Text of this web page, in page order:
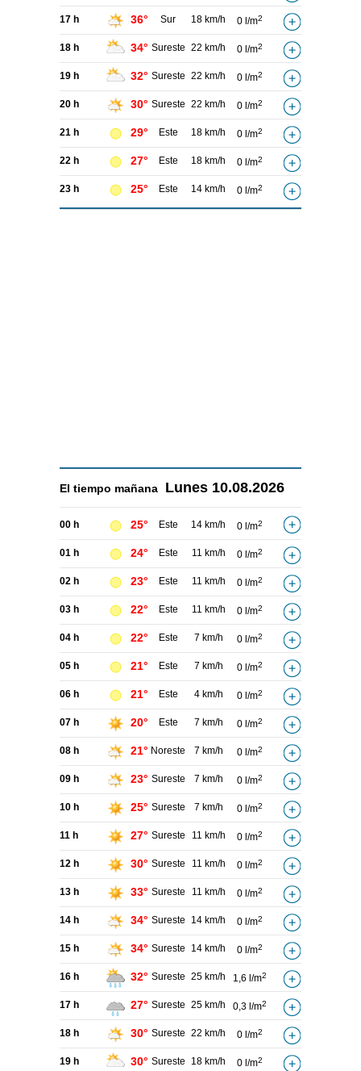
17 h 36° Sur 18 km/h 0 l/m2
18 h 34° Sureste 22 km/h 0 l/m2
19 h 32° Sureste 22 km/h 0 l/m2
20 h 30° Sureste 22 km/h 0 l/m2
21 h 29° Este 18 km/h 0 l/m2
22 h 27° Este 18 km/h 0 l/m2
23 h 25° Este 14 km/h 0 l/m2
El tiempo mañana Lunes 10.08.2026
00 h 25° Este 14 km/h 0 l/m2
01 h 24° Este 11 km/h 0 l/m2
02 h 23° Este 11 km/h 0 l/m2
03 h 22° Este 11 km/h 0 l/m2
04 h 22° Este 7 km/h 0 l/m2
05 h 21° Este 7 km/h 0 l/m2
06 h 21° Este 4 km/h 0 l/m2
07 h 20° Este 7 km/h 0 l/m2
08 h 21° Noreste 7 km/h 0 l/m2
09 h 23° Sureste 7 km/h 0 l/m2
10 h 25° Sureste 7 km/h 0 l/m2
11 h 27° Sureste 11 km/h 0 l/m2
12 h 30° Sureste 11 km/h 0 l/m2
13 h 33° Sureste 11 km/h 0 l/m2
14 h 34° Sureste 14 km/h 0 l/m2
15 h 34° Sureste 14 km/h 0 l/m2
16 h 32° Sureste 25 km/h 1,6 l/m2
17 h 27° Sureste 25 km/h 0,3 l/m2
18 h 30° Sureste 22 km/h 0 l/m2
19 h 30° Sureste 18 km/h 0 l/m2